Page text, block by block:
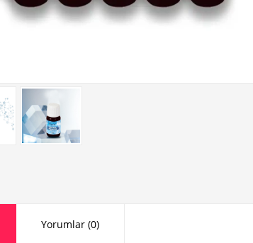
Yorumlar (0)